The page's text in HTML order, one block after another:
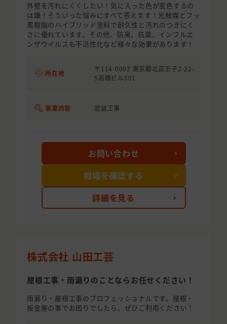
外壁を汚れにくくしたい！気に入った色が変色するの
は嫌！そういった悩みにすべて答えます！光触媒とフッ
素樹脂のハイブリッド塗料で耐久性と汚れのつきにく
さに優れています。その他、防臭、抗菌、インフルエ
ンザウイルスも不活性化など様々な効果があります！
所在地
〒114-0002 東京都北区王子2-22-
5高橋ビル501
事業内容 塗装工事
詳細を見る
お問い合わせ
相場を確認する
株式会社 山田工芸
屋根工事・雨漏りのことならお任せください！
雨漏り・屋根工事のプロフェッショナルです。屋根・
板金屋の事でお困りでしたら、ぜひご利用ください！